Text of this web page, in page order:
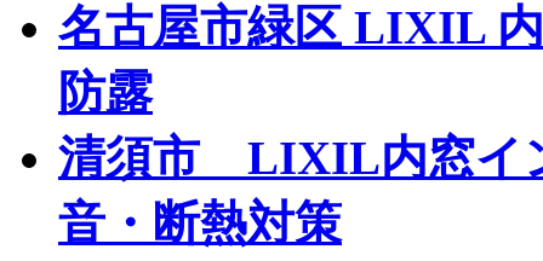
名古屋市緑区 LIXIL
防露
清須市 LIXIL内窓イ
音・断熱対策